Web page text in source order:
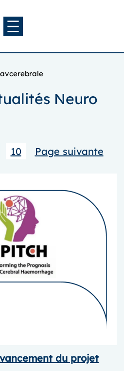
Neuro
10 Page suivante
du projet